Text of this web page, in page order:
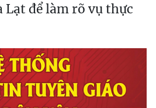
Lạt để làm rõ vụ thực